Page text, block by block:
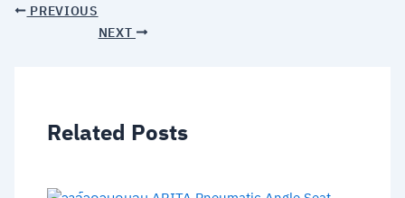
PREVIOUS
NEXT
Related Posts